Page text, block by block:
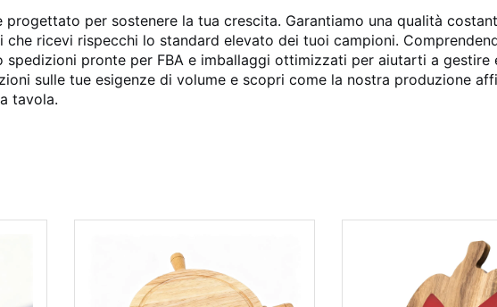
per sostenere la tua crescita. Garantiamo una qualità
ricevi rispecchi lo standard elevato dei tuoi campioni.
pronte per FBA e imballaggi ottimizzati per aiutarti a
sulle tue esigenze di volume e scopri come la nostra produzione
tavola.